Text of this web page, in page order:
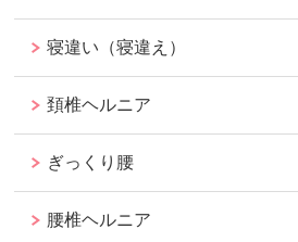
寝違い（寝違え）
頚椎ヘルニア
ぎっくり腰
腰椎ヘルニア